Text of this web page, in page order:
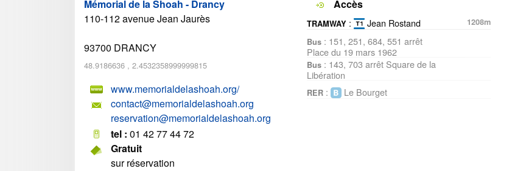
Mémorial de la Shoah - Drancy
110-112 avenue Jean Jaurès
93700 DRANCY
48.9186636 , 2.4532358999999815
www.memorialdelashoah.org/
contact@memorialdelashoah.org
reservation@memorialdelashoah.org
tel : 01 42 77 44 72
Accès
TRAMWAY : Jean Rostand
1208m
Bus : 151, 251, 684, 551 arrêt
Place du 19 mars 1962
Bus : 143, 703 arrêt Square de la
Libération
RER : Le Bourget
Gratuit
sur réservation